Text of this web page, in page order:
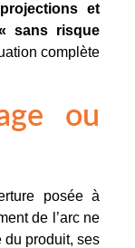
et
sans risque
complète
ou
posée à
de l’arc ne
du produit, ses